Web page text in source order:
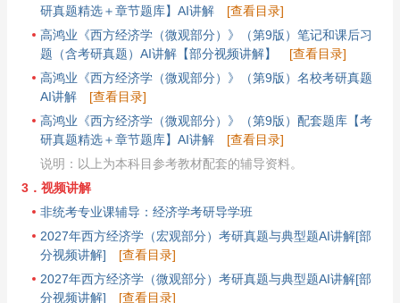
研真题精选＋章节题库】AI讲解
[查看目录]
高鸿业《西方经济学（微观部分）》（第9版）笔记和课后习
题（含考研真题）AI讲解【部分视频讲解】
[查看目录]
高鸿业《西方经济学（微观部分）》（第9版）名校考研真题
AI讲解
[查看目录]
高鸿业《西方经济学（微观部分）》（第9版）配套题库【考
研真题精选＋章节题库】AI讲解
[查看目录]
说明：以上为本科目参考教材配套的辅导资料。
3．视频讲解
非统考专业课辅导：经济学考研导学班
2027年西方经济学（宏观部分）考研真题与典型题AI讲解[部
分视频讲解]
[查看目录]
2027年西方经济学（微观部分）考研真题与典型题AI讲解[部
分视频讲解]
[查看目录]